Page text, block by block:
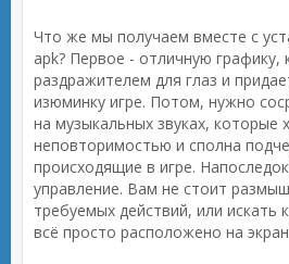
Что же мы получаем вместе с
apk? Первое - отличную графику,
раздражителем для глаз и
изюминку игре. Потом, нужно
на музыкальных звуках, которые
неповторимостью и сполна
происходящие в игре.
управление. Вам не стоит
требуемых действий, или искать
всё просто расположено на